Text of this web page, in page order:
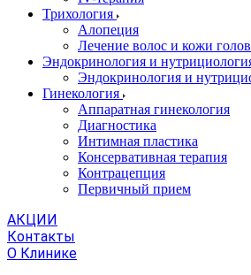
Трихология
Алопеция
Лечение волос и кожи
Эндокринология и
Эндокринология и
Гинекология
Аппаратная гинекология
Диагностика
Интимная пластика
Консервативная терапия
Контрацепция
Первичный прием
АКЦИИ
Контакты
О Клинике